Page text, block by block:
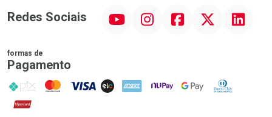
Redes Sociais InstagramFacebook Linkedin
formas de
Pagamento
PIX MasterCard
VISA ELO AMEX NuPay Google PayDiners Club
Hipercard